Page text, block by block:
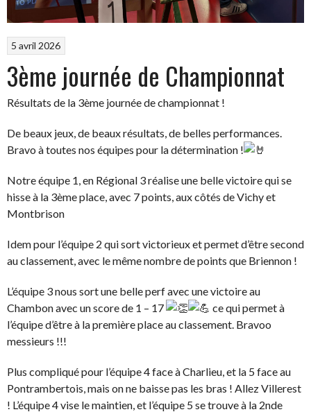
5 avril 2026
3ème journée de Championnat
Résultats de la 3ème journée de championnat !
De beaux jeux, de beaux résultats, de belles performances.
Bravo à toutes nos équipes pour la détermination !
Notre équipe 1, en Régional 3 réalise une belle victoire qui se
hisse à la 3ème place, avec 7 points, aux côtés de Vichy et
Montbrison
Idem pour l’équipe 2 qui sort victorieux et permet d’être second
au classement, avec le même nombre de points que Briennon !
L’équipe 3 nous sort une belle perf avec une victoire au
Chambon avec un score de 1 – 17
ce qui permet à
l’équipe d’être à la première place au classement. Bravoo
messieurs !!!
Plus compliqué pour l’équipe 4 face à Charlieu, et la 5 face au
Pontrambertois, mais on ne baisse pas les bras ! Allez Villerest
! L’équipe 4 vise le maintien, et l’équipe 5 se trouve à la 2nde